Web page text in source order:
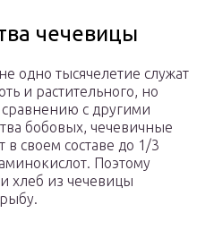
чечевицы
одно тысячелетие служат
и растительного, но
сравнению с другими
бобовых, чечевичные
в своем составе до 1/3
Поэтому
хлеб из чечевицы